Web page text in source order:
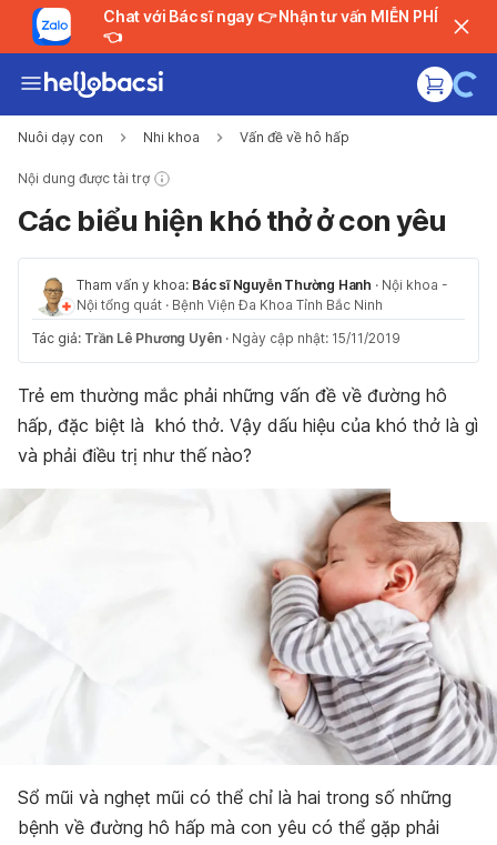
Chat với Bác sĩ ngay 👉 Nhận tư vấn MIỄN PHÍ
👈
Nuôi dạy con Nhi khoa Vấn đề về hô hấp
Nội dung được tài trợ
Các biểu hiện khó thở ở con yêu
Tham vấn y khoa: Bác sĩ Nguyễn Thường Hanh · Nội khoa -
Nội tổng quát · Bệnh Viện Đa Khoa Tỉnh Bắc Ninh
Tác giả: Trần Lê Phương Uyên · Ngày cập nhật: 15/11/2019
Trẻ em thường mắc phải những vấn đề về đường hô
hấp, đặc biệt là khó thở. Vậy dấu hiệu của khó thở là gì
và phải điều trị như thế nào?
Sổ mũi và nghẹt mũi có thể chỉ là hai trong số những
bệnh về đường hô hấp mà con yêu có thể gặp phải